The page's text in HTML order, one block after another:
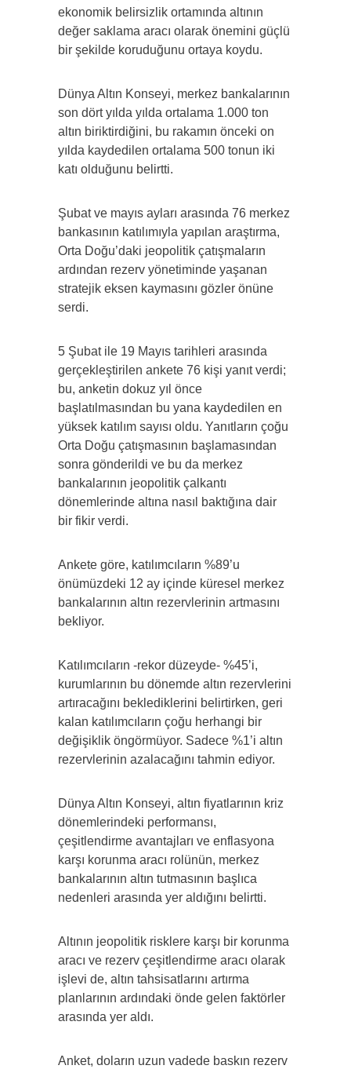
ekonomik belirsizlik ortamında altının
değer saklama aracı olarak önemini güçlü
bir şekilde koruduğunu ortaya koydu.
Dünya Altın Konseyi, merkez bankalarının
son dört yılda yılda ortalama 1.000 ton
altın biriktirdiğini, bu rakamın önceki on
yılda kaydedilen ortalama 500 tonun iki
katı olduğunu belirtti.
Şubat ve mayıs ayları arasında 76 merkez
bankasının katılımıyla yapılan araştırma,
Orta Doğu’daki jeopolitik çatışmaların
ardından rezerv yönetiminde yaşanan
stratejik eksen kaymasını gözler önüne
serdi.
5 Şubat ile 19 Mayıs tarihleri ​​arasında
gerçekleştirilen ankete 76 kişi yanıt verdi;
bu, anketin dokuz yıl önce
başlatılmasından bu yana kaydedilen en
yüksek katılım sayısı oldu. Yanıtların çoğu
Orta Doğu çatışmasının başlamasından
sonra gönderildi ve bu da merkez
bankalarının jeopolitik çalkantı
dönemlerinde altına nasıl baktığına dair
bir fikir verdi.
Ankete göre, katılımcıların %89’u
önümüzdeki 12 ay içinde küresel merkez
bankalarının altın rezervlerinin artmasını
bekliyor.
Katılımcıların -rekor düzeyde- %45’i,
kurumlarının bu dönemde altın rezervlerini
artıracağını beklediklerini belirtirken, geri
kalan katılımcıların çoğu herhangi bir
değişiklik öngörmüyor. Sadece %1’i altın
rezervlerinin azalacağını tahmin ediyor.
Dünya Altın Konseyi, altın fiyatlarının kriz
dönemlerindeki performansı,
çeşitlendirme avantajları ve enflasyona
karşı korunma aracı rolünün, merkez
bankalarının altın tutmasının başlıca
nedenleri arasında yer aldığını belirtti.
Altının jeopolitik risklere karşı bir korunma
aracı ve rezerv çeşitlendirme aracı olarak
işlevi de, altın tahsisatlarını artırma
planlarının ardındaki önde gelen faktörler
arasında yer aldı.
Anket, doların uzun vadede baskın rezerv